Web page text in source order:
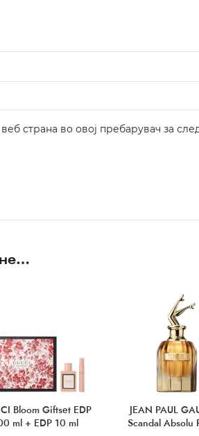
страна во овој пребарувач за
Bloom Giftset EDP
ml + EDP 10 ml
JEAN PAUL
Scandal Absolu